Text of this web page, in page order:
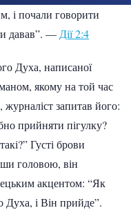
і почали говорити
давав”. — Дії 2:4
Духа, написаної
якому на той час
запитав його:
прийняти пігулку?
Густі брови
головою, він
акцентом: “Як
Духа, і Він прийде”.